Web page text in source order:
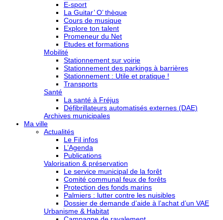
E-sport
La Guitar’ O’ thèque
Cours de musique
Explore ton talent
Promeneur du Net
Etudes et formations
Mobilité
Stationnement sur voirie
Stationnement des parkings à barrières
Stationnement : Utile et pratique !
Transports
Santé
La santé à Fréjus
Défibrillateurs automatisés externes (DAE)
Archives municipales
Ma ville
Actualités
Le Fil infos
L’Agenda
Publications
Valorisation & préservation
Le service municipal de la forêt
Comité communal feux de forêts
Protection des fonds marins
Palmiers : lutter contre les nuisibles
Dossier de demande d’aide à l’achat d’un VAE
Urbanisme & Habitat